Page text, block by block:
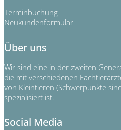
Terminbuchung
Neukundenformular
Über uns
Wir sind eine in der zweiten
die mit verschiedenen
von Kleintieren (Schwerpunkte
spezialisiert ist.
Social Media